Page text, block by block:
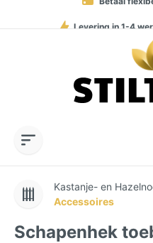
Permanent hoge
SSL-
Kastanje- en
Accessoires
Schapenhek